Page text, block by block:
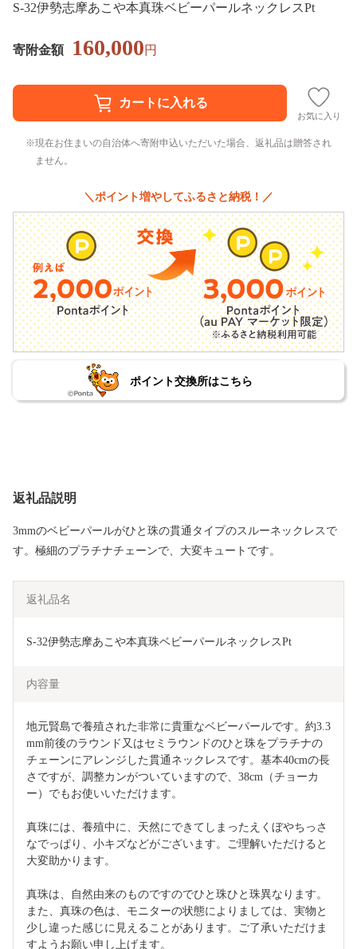
S-32伊勢志摩あこや本真珠ベビーパールネックレスPt
寄附金額 160,000円
お気に入り
現在お住まいの自治体へ寄附申込いただいた場合、返礼品は贈答され
ません。
＼ポイント増やしてふるさと納税！／
ポイント交換所はこちら
返礼品説明
3mmのベビーパールがひと珠の貫通タイプのスルーネックレスで
す。極細のプラチナチェーンで、大変キュートです。
返礼品名
S-32伊勢志摩あこや本真珠ベビーパールネックレスPt
内容量
地元賢島で養殖された非常に貴重なベビーパールです。約3.3
mm前後のラウンド又はセミラウンドのひと珠をプラチナの
チェーンにアレンジした貫通ネックレスです。基本40cmの長
さですが、調整カンがついていますので、38cm（チョーカ
ー）でもお使いいただけます。
真珠には、養殖中に、天然にできてしまったえくぼやちっさ
なでっぱり、小キズなどがございます。ご理解いただけると
大変助かります。
真珠は、自然由来のものですのでひと珠ひと珠異なります。
また、真珠の色は、モニターの状態によりましては、実物と
少し違った感じに見えることがあります。ご了承いただけま
すようお願い申し上げます。